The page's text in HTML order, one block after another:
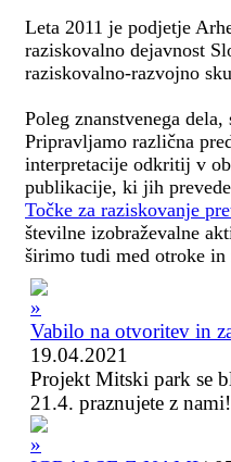
Leta 2011 je podjetje
raziskovalno dejavnost
raziskovalno-razvojno
Poleg znanstvenega
Pripravljamo različna
interpretacije odkritij v
publikacije, ki jih
Točke za raziskovanje
številne izobraževalne
širimo tudi med otroke in
Vabilo na otvoritev in
19.04.2021
Projekt Mitski park se
21.4. praznujete z nami!